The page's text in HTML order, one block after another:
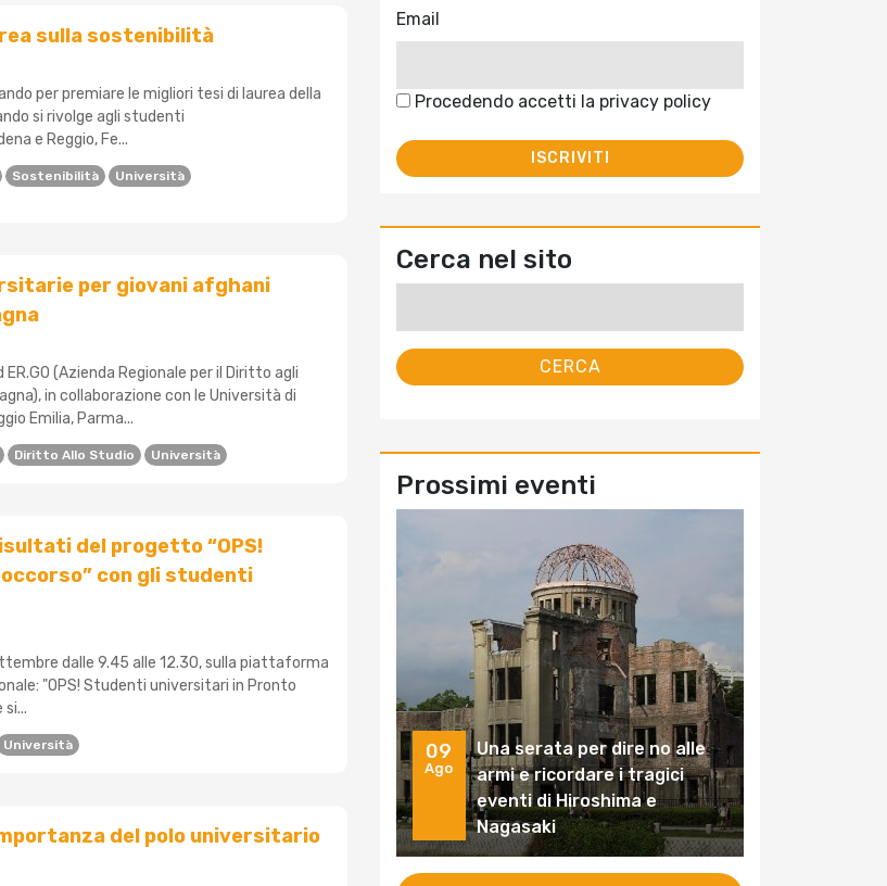
sulla sostenibilità
per premiare le migliori tesi di laurea della
si rivolge agli studenti
e Reggio, Fe...
Sostenibilità Università
per giovani afghani
(Azienda Regionale per il Diritto agli
in collaborazione con le Università di
Emilia, Parma...
Diritto Allo Studio Università
del progetto “OPS!
con gli studenti
dalle 9.45 alle 12.30, sulla piattaforma
"OPS! Studenti universitari in Pronto
Università
del polo universitario
Email
Procedendo accetti la privacy policy
Cerca nel sito
Prossimi eventi
09
Ago
Una serata per dire no alle
armi e ricordare i tragici
eventi di Hiroshima e
Nagasaki